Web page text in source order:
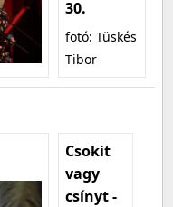
30.
fotó: Tüskés
Tibor
Csokit
vagy
csínyt -